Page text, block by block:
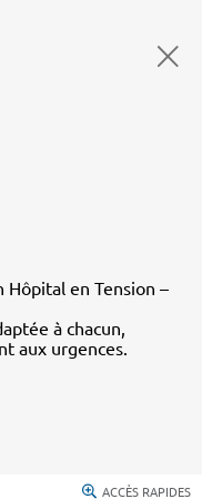
Hôpital en Tension –
à chacun,
aux urgences.
ACCÈS RAPIDES